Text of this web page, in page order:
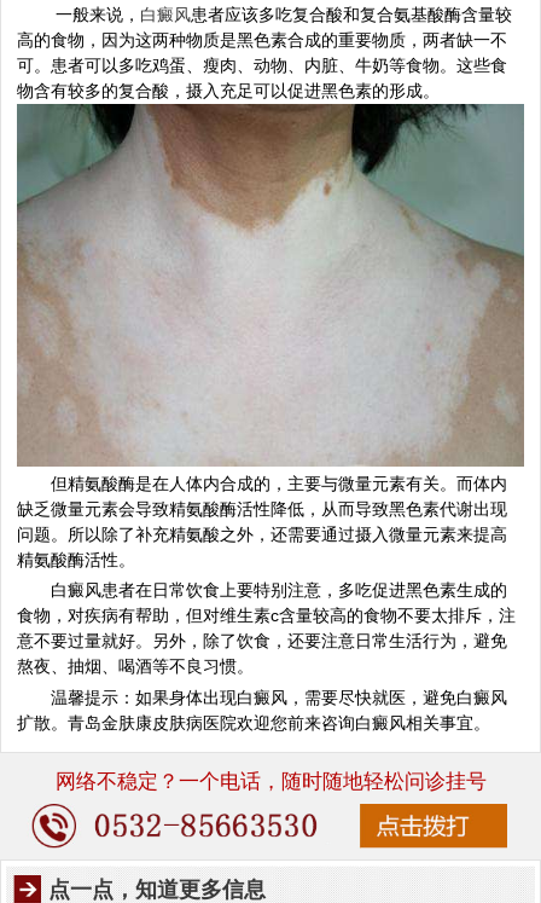
一般来说， 白癜风患者应该多吃复合酸和复合氨基酸酶含量较
高的食物，因为这两种物质是黑色素合成的重要物质，两者缺一不
可。患者可以多吃鸡蛋、瘦肉、动物、内脏、牛奶等食物。这些食
物含有较多的复合酸，摄入充足可以促进黑色素的形成。
但精氨酸酶是在人体内合成的，主要与微量元素有关。而体内
缺乏微量元素会导致精氨酸酶活性降低，从而导致黑色素代谢出现
问题。所以除了补充精氨酸之外，还需要通过摄入微量元素来提高
精氨酸酶活性。
白癜风患者在日常饮食上要特别注意，多吃促进黑色素生成的
食物，对疾病有帮助，但对维生素c含量较高的食物不要太排斥，注
意不要过量就好。另外，除了饮食，还要注意日常生活行为，避免
熬夜、抽烟、喝酒等不良习惯。
温馨提示：如果身体出现白癜风，需要尽快就医，避免白癜风
扩散。青岛金肤康皮肤病医院欢迎您前来咨询白癜风相关事宜。
网络不稳定？一个电话，随时随地轻松问诊挂号
点一点，知道更多信息